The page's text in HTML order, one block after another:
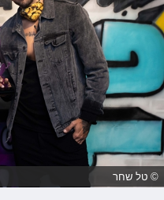
© טל שחר